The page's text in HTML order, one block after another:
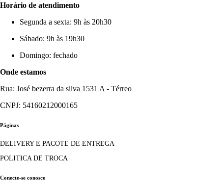
Horário de atendimento
Segunda a sexta: 9h às 20h30
Sábado: 9h às 19h30
Domingo: fechado
Onde estamos
Rua: José bezerra da silva 1531 A - Térreo
CNPJ: 54160212000165
Páginas
DELIVERY E PACOTE DE ENTREGA
POLITICA DE TROCA
Conecte-se conosco